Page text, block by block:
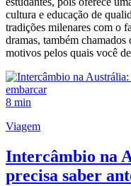
cultura e educação de
tradições milenares com o
dramas, também
motivos pelos quais você
8 min
Viagem
Intercâmbio na
precisa saber